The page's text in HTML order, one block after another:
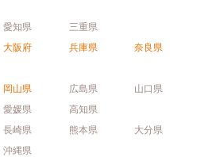
愛知県
三重県
大阪府 兵庫県
奈良県
岡山県 広島県
山口県
愛媛県
高知県
長崎県 熊本県
大分県
沖縄県